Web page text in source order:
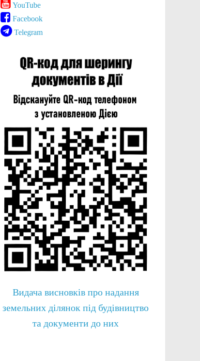
YouTube
Facebook
Telegram
Видача висновків про надання
земельних ділянок під будівництво
та документи до них